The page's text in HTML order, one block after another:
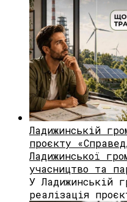
Ладижинській
проєкту
Ладижинської
учасництво та
У Ладижинській
реалізація